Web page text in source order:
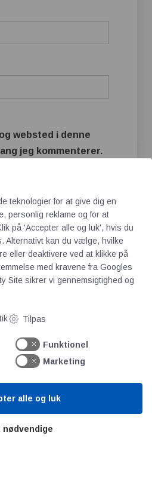
websted i denne
jeg kommenterer.
teknologier for at give dig en
personlig reklame og for at
på 'Accepter alle og luk', hvis du
Alternativt kan du vælge, hvilke
eller deaktivere ved at klikke på
med kravene fra Googles
Site sikrer vi gennemsigtighed og
Tilpas
Funktionel
Marketing
nødvendige
alle og luk